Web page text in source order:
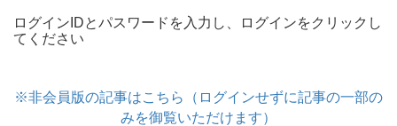
ログインIDとパスワードを入力し、ログインをクリックし
てください
※非会員版の記事はこちら（ログインせずに記事の一部の
みを御覧いただけます）